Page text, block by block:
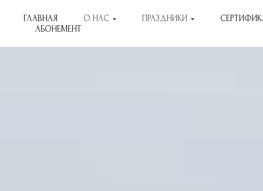
ГЛАВНАЯ ПРАЗДНИКИ БЛОГ
ГЛАВНАЯ О НАС ПРАЗДНИКИ
АБОНЕМЕНТ